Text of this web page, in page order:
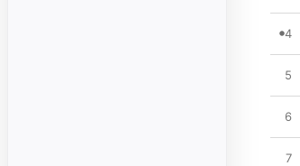
4
5
6
7